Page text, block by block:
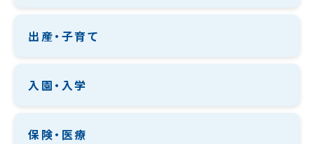
出産・子育て
入園・入学
保険・医療